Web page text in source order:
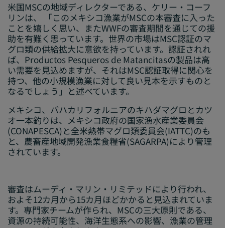
米国MSCの地域ディレクターである、ケリー・コーフ
リンは、 「このメキシコ漁業がMSCの本審査に入った
ことを嬉しく思い、またWWFの審査期間を通じての援
助を有難く思っています。世界の市場はMSC認証のマ
グロ類の供給拡大に意欲を持っています。認証されれ
ば、Productos Pesqueros de Matancitasの製品は高
い需要を見込めますが、それはMSC認証取得に関心を
持つ、他の小規模漁業に対して良い見本を示すものと
なるでしょう」と述べています。
メキシコ、バハカリフォルニアのキハダマグロとカツ
オ一本釣りは、メキシコ政府の国家漁水産業委員会
(CONAPESCA)と全米熱帯マグロ類委員会(IATTC)のも
と、農畜産地域開発漁業食糧省(SAGARPA)により管理
されています。
審査はムーディ・マリン・リミテッドにより行われ、
およそ12カ月から15カ月ほどかかると見込まれていま
す。専門家チームが作られ、MSCの三大原則である、
資源の持続可能性、海洋生態系への影響、漁業の管理